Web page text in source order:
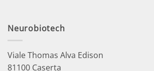
Neurobiotech
Viale Thomas Alva Edison
81100 Caserta